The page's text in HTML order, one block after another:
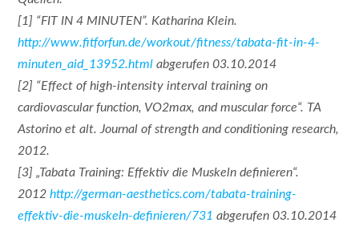
[1] “FIT IN 4 MINUTEN”. Katharina Klein.
http://www.fitforfun.de/workout/fitness/tabata-fit-in-4-
minuten_aid_13952.html abgerufen 03.10.2014
[2] “Effect of high-intensity interval training on
cardiovascular function, VO2max, and muscular force“. TA
Astorino et alt. Journal of strength and conditioning research,
2012.
[3] „Tabata Training: Effektiv die Muskeln definieren“.
2012http://german-aesthetics.com/tabata-training-
effektiv-die-muskeln-definieren/731 abgerufen 03.10.2014